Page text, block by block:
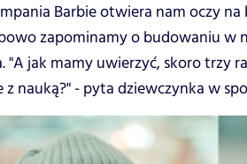
Barbie otwiera nam oczy na
zapominamy o budowaniu w
"A jak mamy uwierzyć, skoro trzy
z nauką?" - pyta dziewczynka w